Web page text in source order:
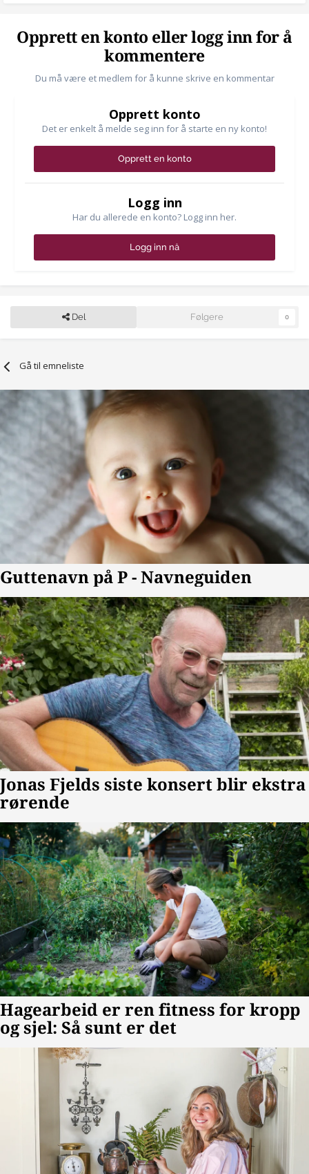
Opprett en konto eller logg inn for å
kommentere
Du må være et medlem for å kunne skrive en kommentar
Opprett konto
Det er enkelt å melde seg inn for å starte en ny konto!
Opprett en konto
Logg inn
Har du allerede en konto? Logg inn her.
Logg inn nå
Del Følgere 0
Gå til emneliste